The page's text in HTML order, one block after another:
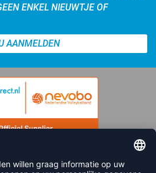
ENKEL NIEUWTJE OF
AANMELDEN